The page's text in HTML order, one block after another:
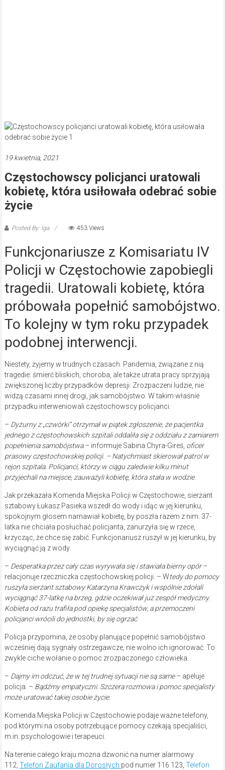
19 kwietnia, 2021
Częstochowscy policjanci uratowali
kobietę, która usiłowała odebrać sobie
życie
Posted By: Iga 453 Views
Funkcjonariusze z Komisariatu IV
Policji w Częstochowie zapobiegli
tragedii. Uratowali kobietę, która
próbowała popełnić samobójstwo.
To kolejny w tym roku przypadek
podobnej interwencji.
Niestety, żyjemy w trudnych czasach. Pandemia, związane z nią
tragedie: śmierć bliskich, choroba, ale także utrata pracy sprzyjają
zwiększonej liczby przypadków depresji. Zrozpaczeni ludzie, nie
widzą czasami innej drogi, jak samobójstwo. W takim właśnie
przypadku interweniowali częstochowscy policjanci.
– Dyżurny z „czwórki” otrzymał w piątek zgłoszenie, że pacjentka
jednego z częstochowskich szpitali oddaliła się z oddziału z zamiarem
popełnienia samobójstwa– informuje Sabina Chyra-Gireś, oficer
prasowy częstochowskiej policji. – Natychmiast skierował patrol w
rejon szpitala. Policjanci, którzy w ciągu zaledwie kilku minut
przyjechali na miejsce, zauważyli kobietę, która stała w wodzie.
Jak przekazała Komenda Miejska Policji w Częstochowie, sierżant
sztabowy Łukasz Pasieka wszedł do wody i idąc w jej kierunku,
spokojnym głosem namawiał kobietę, by poszła razem z nim. 37-
latka nie chciała posłuchać policjanta, zanurzyła się w rzece,
krzycząc, że chce się zabić. Funkcjonariusz ruszył w jej kierunku, by
wyciągnąć ją z wody.
– Desperatka przez cały czas wyrywała się i stawiała bierny opór–
relacjonuje rzeczniczka częstochowskiej policji. – Wtedy do pomocy
ruszyła sierżant sztabowy Katarzyna Krawczyk i wspólnie zdołali
wyciągnąć 37-latkę na brzeg, gdzie oczekiwał już zespół medyczny.
Kobieta od razu trafiła pod opiekę specjalistów, a przemoczeni
policjanci wrócili do jednostki, by się ogrzać.
Policja przypomina, że osoby planujące popełnić samobójstwo
wcześniej dają sygnały ostrzegawcze, nie wolno ich ignorować. To
zwykle ciche wołanie o pomoc zrozpaczonego człowieka.
– Dajmy im odczuć, że w tej trudnej sytuacji nie są same– apeluje
policja. – Bądźmy empatyczni. Szczera rozmowa i pomoc specjalisty
może uratować takiej osobie życie.
Komenda Miejska Policji w Częstochowie podaje ważne telefony,
pod którymi na osoby potrzebujące pomocy czekają specjaliści,
m.in. psychologowie i terapeuci.
Na terenie całego kraju można dzwonić na numer alarmowy
112, Telefon Zaufania dla Dorosłych pod numer 116 123, Telefon